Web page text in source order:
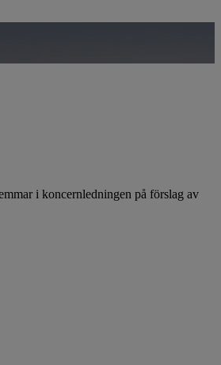
i koncernledningen på förslag av